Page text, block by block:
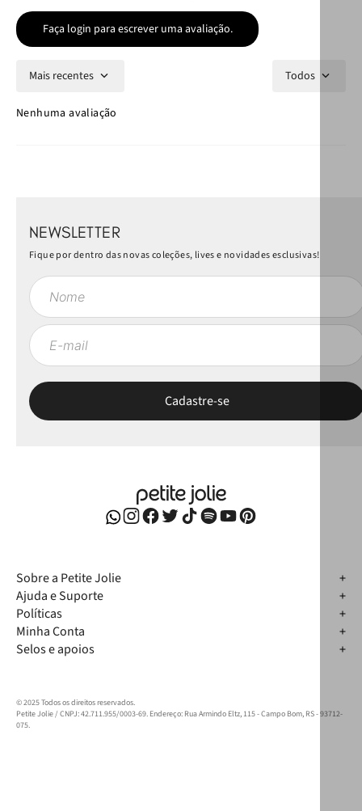
Faça login para escrever uma avaliação.
Mais recentes Todos
Nenhuma avaliação
NEWSLETTER
Fique por dentro das novas coleções, lives e novidades esclusivas!
Sobre a Petite Jolie
Ajuda e Suporte
Políticas
Minha Conta
Selos e apoios
© 2025 Todos os direitos reservados.
Petite Jolie / CNPJ: 42.711.955/0003-69. Endereço: Rua Armindo Eltz, 115 - Campo Bom, RS - 93712-
075.